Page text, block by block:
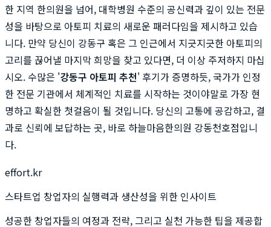
한 지역 한의원을 넘어, 대학병원 수준의 공신력과 깊이 있는 전문
성을 바탕으로 아토피 치료의 새로운 패러다임을 제시하고 있습
니다. 만약 당신이 강동구 혹은 그 인근에서 지긋지긋한 아토피의
고리를 끊어낼 마지막 희망을 찾고 있다면, 더 이상 주저하지 마십
시오. 수많은 '강동구 아토피 추천' 후기가 증명하듯, 국가가 인정
한 전문 기관에서 체계적인 치료를 시작하는 것이야말로 가장 현
명하고 확실한 첫걸음이 될 것입니다. 당신의 고통에 공감하고, 결
과로 신뢰에 보답하는 곳, 바로 하늘마음한의원 강동천호점입니
다.
effort.kr
스타트업 창업자의 실행력과 생산성을 위한 인사이트
성공한 창업자들의 여정과 전략, 그리고 실천 가능한 팁을 제공합